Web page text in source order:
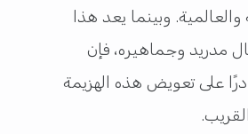
والعالمية. وبينما يعد هذا
مدريد وجماهيره، فإن
على تعويض هذه الهزيمة